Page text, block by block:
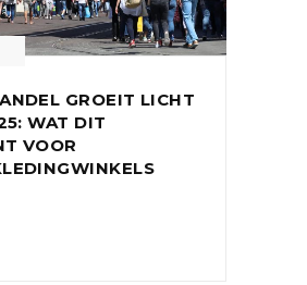
GROEIT LICHT
WAT DIT
VOOR